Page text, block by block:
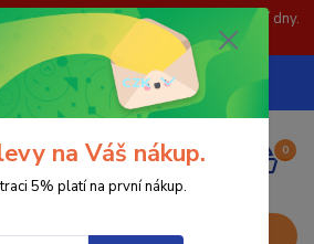
objednávky odešleme následující dny.
za pochopení.
CZK
0
0,00 Kč
na Váš nákup.
5% platí na první nákup.